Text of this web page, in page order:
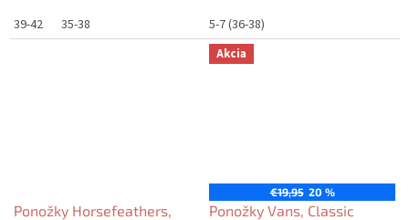
39-42
35-38 5-7 (36-38)
Ponožky Horsefeathers,
Akcia
€19,95 20 %
Ponožky Vans, Classic